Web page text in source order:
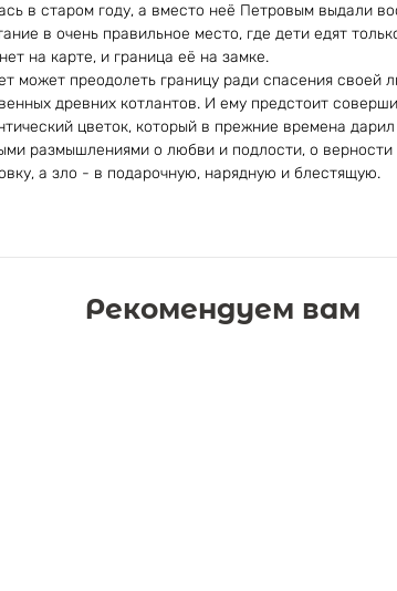
в старом году, а вместо неё Петровым выдали
в очень правильное место, где дети едят
на карте, и граница её на замке.
может преодолеть границу ради спасения своей
древних котлантов. И ему предстоит
цветок, который в прежние времена
размышлениями о любви и подлости, о верности
а зло - в подарочную, нарядную и блестящую.
Рекомендуем вам